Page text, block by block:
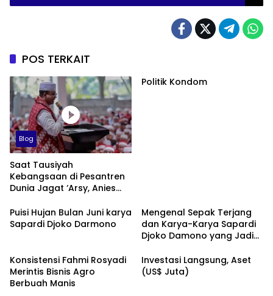
POS TERKAIT
Blog
Saat Tausiyah
Kebangsaan di Pesantren
Dunia Jagat ‘Arsy, Anies
Dukungan dari Abah Aos
Politik Kondom
Puisi Hujan Bulan Juni karya
Sapardi Djoko Darmono
Mengenal Sepak Terjang
dan Karya-Karya Sapardi
Djoko Damono yang Jadi
Konsistensi Fahmi Rosyadi
Merintis Bisnis Agro
Berbuah Manis
Investasi Langsung, Aset
(US$ Juta)